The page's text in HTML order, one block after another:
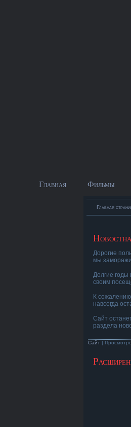
Главная Фильмы
Главная
Дорогие
мы
Долгие
своим
К
навсегда
Сайт
раздела
Сайт |